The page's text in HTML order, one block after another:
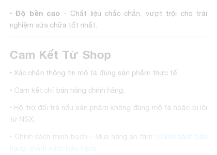
•Độ bền cao - Chất liệu chắc chắn, vượt trội cho trải
nghiệm sửa chữa tốt nhất.
Cam Kết Từ Shop
• Xác nhận thông tin mô tả đúng sản phẩm thực tế.
• Cam kết chỉ bán hàng chính hãng.
• Hỗ trợ đổi trả nếu sản phẩm không đúng mô tả hoặc bị lỗi
từ NSX.
• Chính sách minh bạch – Mua hàng an tâm: Chính sách bán
hàng chính sách bảo hành